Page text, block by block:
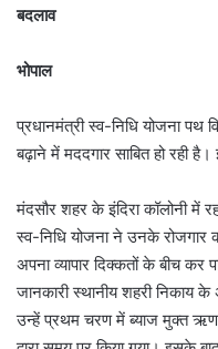
बदलाव
भोपाल
प्रधानमंत्री स्व-निधि योजना
बढ़ाने में मददगार साबित हो रही
मंदसौर शहर के इंदिरा कॉलोनी में
स्व-निधि योजना ने उनके
अपना व्यापार दिक्कतों के बीच कर
जानकारी स्थानीय शहरी निकाय के
उन्हें प्रथम चरण में ब्याज मुक्त